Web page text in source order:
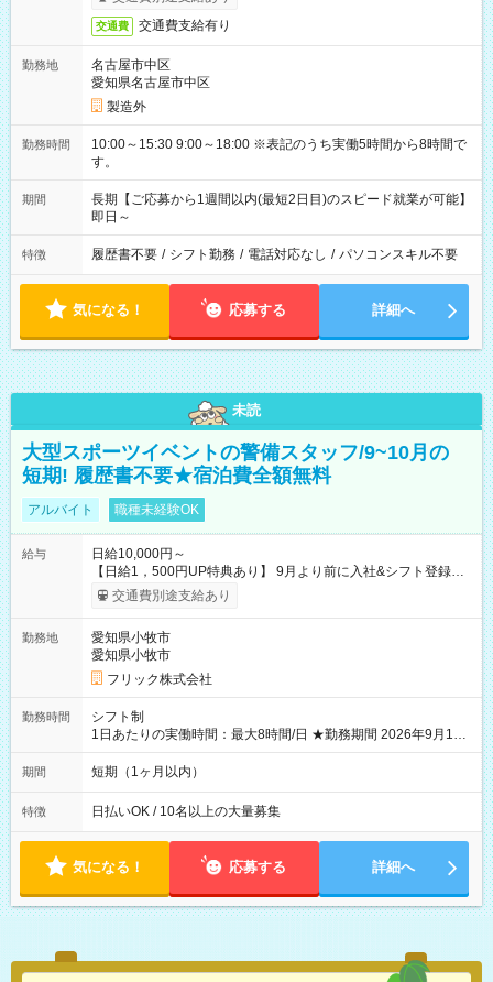
交通費 交通費支給有り
勤務地
名古屋市中区
愛知県名古屋市中区
製造外
勤務時間
10:00～15:30 9:00～18:00 ※表記のうち実働5時間から8時間で
す。
期間
長期【ご応募から1週間以内(最短2日目)のスピード就業が可能】
即日～
特徴 履歴書不要 / シフト勤務 / 電話対応なし / パソコンスキル不要
気になる！ 応募する 詳細へ
未読
大型スポーツイベントの警備スタッフ/9~10月の
短期! 履歴書不要★宿泊費全額無料
アルバイト 職種未経験OK
給与
日給10,000円～
【日給1，500円UP特典あり】 9月より前に入社&シフト登録す
ると 期間中(9/16~10/23) の日給がUP! 日給1万1500円でしっか
り稼げます♪ 【試用期間】試用期間なし
交通費別途支給あり
勤務地
愛知県小牧市
愛知県小牧市
フリック株式会社
勤務時間
シフト制
1日あたりの実働時間：最大8時間/日 ★勤務期間 2026年9月16
日~2026年10月23日 短期勤務OK! 期間中フル勤務できる方優遇
※週3~5日勤務(勤務日数応相談) ※期間前から勤務スタートも可
り ※夜勤シフトあり
期間 短期（1ヶ月以内）
特徴 日払いOK / 10名以上の大量募集
気になる！ 応募する 詳細へ